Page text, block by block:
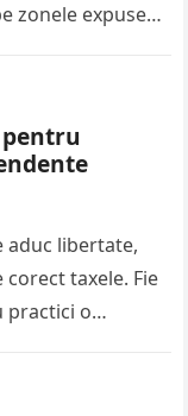
zonele expuse
aduc libertate,
taxele. Fie
practici o